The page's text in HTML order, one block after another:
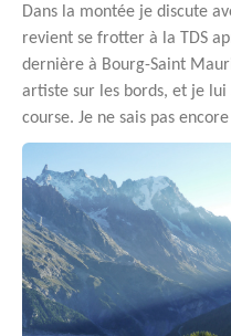
Dans la montée je discute
revient se frotter à la TDS
dernière à Bourg-Saint
artiste sur les bords, et je
course. Je ne sais pas